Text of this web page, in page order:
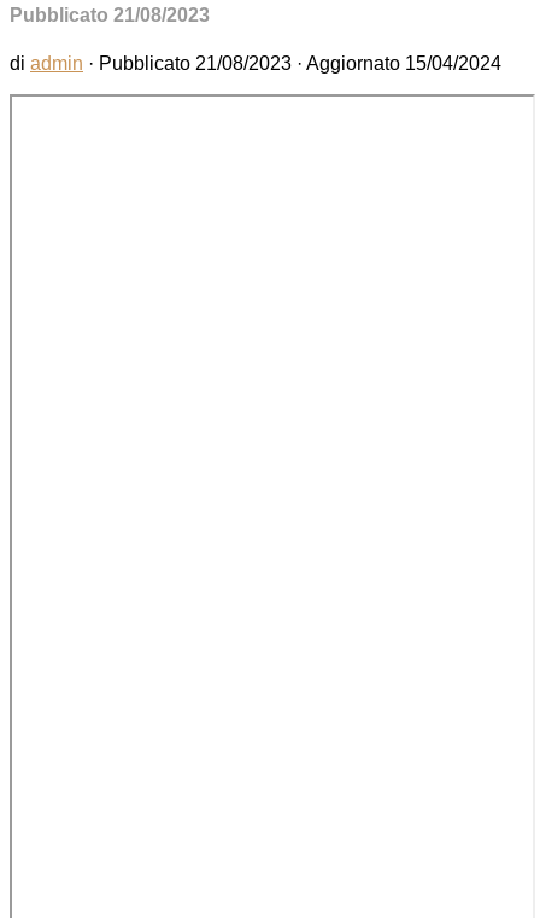
Pubblicato 21/08/2023
di admin · Pubblicato 21/08/2023 · Aggiornato 15/04/2024